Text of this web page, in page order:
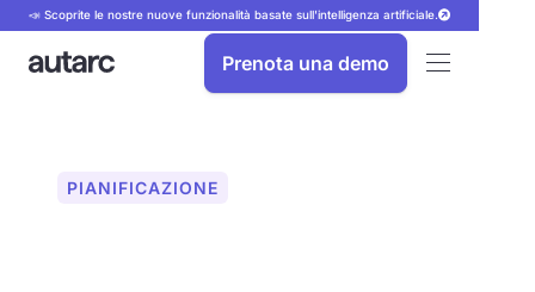
📣 Scoprite le nostre nuove funzionalità basate sull'intelligenza artificiale.
Prenota una demo
PIANIFICAZIONE